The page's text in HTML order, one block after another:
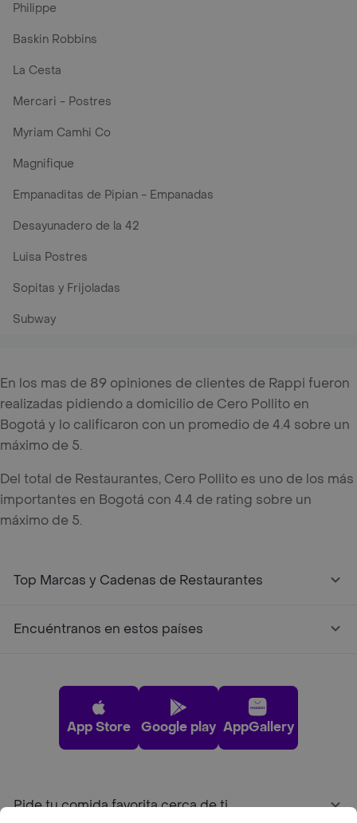
Philippe
Baskin Robbins
La Cesta
Mercari - Postres
Myriam Camhi Co
Magnifique
Empanaditas de Pipian - Empanadas
Desayunadero de la 42
Luisa Postres
Sopitas y Frijoladas
Subway
En los mas de 89 opiniones de clientes de Rappi fueron
realizadas pidiendo a domicilio de Cero Pollito en
Bogotá y lo calificaron con un promedio de 4.4 sobre un
máximo de 5.
Del total de Restaurantes, Cero Pollito es uno de los más
importantes en Bogotá con 4.4 de rating sobre un
máximo de 5.
Top Marcas y Cadenas de Restaurantes
Encuéntranos en estos países
App Store Google play AppGallery
Pide tu comida favorita cerca de ti